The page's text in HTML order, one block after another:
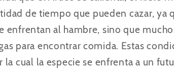
de tiempo que pueden cazar, ya
enfrentan al hambre, sino que
para encontrar comida. Estas
la cual la especie se enfrenta a un